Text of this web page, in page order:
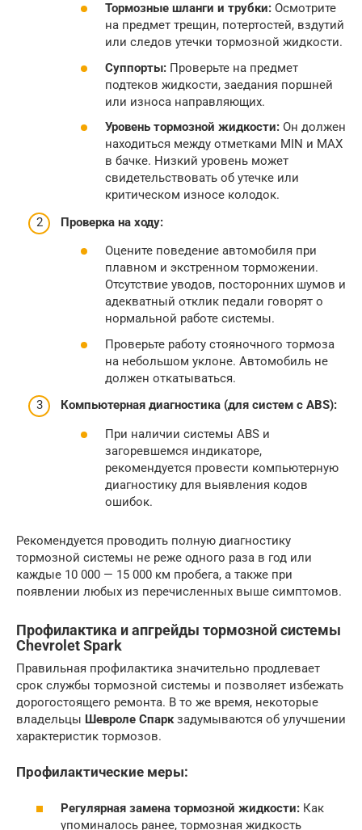
Тормозные шланги и трубки: Осмотрите
на предмет трещин, потертостей, вздутий
или следов утечки тормозной жидкости.
Суппорты: Проверьте на предмет
подтеков жидкости, заедания поршней
или износа направляющих.
Уровень тормозной жидкости: Он должен
находиться между отметками MIN и MAX
в бачке. Низкий уровень может
свидетельствовать об утечке или
критическом износе колодок.
Проверка на ходу:
Оцените поведение автомобиля при
плавном и экстренном торможении.
Отсутствие уводов, посторонних шумов и
адекватный отклик педали говорят о
нормальной работе системы.
Проверьте работу стояночного тормоза
на небольшом уклоне. Автомобиль не
должен откатываться.
Компьютерная диагностика (для систем с ABS):
При наличии системы ABS и
загоревшемся индикаторе,
рекомендуется провести компьютерную
диагностику для выявления кодов
ошибок.
Рекомендуется проводить полную диагностику
тормозной системы не реже одного раза в год или
каждые 10 000 — 15 000 км пробега, а также при
появлении любых из перечисленных выше симптомов.
Профилактика и апгрейды тормозной системы
Chevrolet Spark
Правильная профилактика значительно продлевает
срок службы тормозной системы и позволяет избежать
дорогостоящего ремонта. В то же время, некоторые
владельцы Шевроле Спаркзадумываются об улучшении
характеристик тормозов.
Профилактические меры:
Регулярная замена тормозной жидкости: Как
упоминалось ранее, тормозная жидкость